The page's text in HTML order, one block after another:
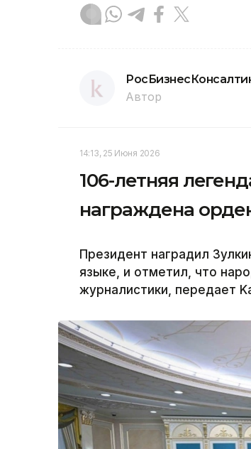
Автор
14:13, 25 Июня 2026
106-летняя
награждена
Президент наградил
языке, и отметил, что
журналистики, передает